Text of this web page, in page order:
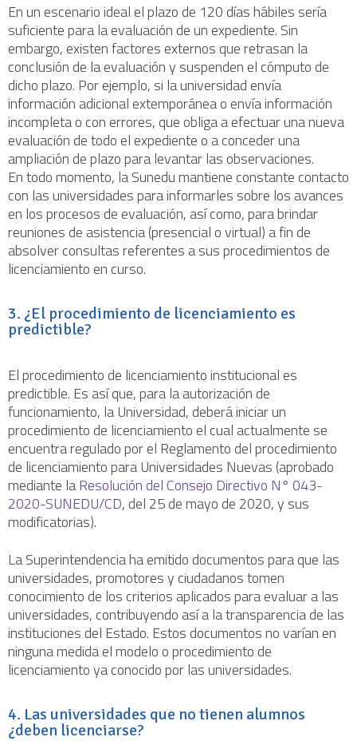
En un escenario ideal el plazo de 120 días hábiles sería
suficiente para la evaluación de un expediente. Sin
embargo, existen factores externos que retrasan la
conclusión de la evaluación y suspenden el cómputo de
dicho plazo. Por ejemplo, si la universidad envía
información adicional extemporánea o envía información
incompleta o con errores, que obliga a efectuar una nueva
evaluación de todo el expediente o a conceder una
ampliación de plazo para levantar las observaciones.
En todo momento, la Sunedu mantiene constante contacto
con las universidades para informarles sobre los avances
en los procesos de evaluación, así como, para brindar
reuniones de asistencia (presencial o virtual) a fin de
absolver consultas referentes a sus procedimientos de
licenciamiento en curso.
3. ¿El procedimiento de licenciamiento es
predictible?
El procedimiento de licenciamiento institucional es
predictible. Es así que, para la autorización de
funcionamiento, la Universidad, deberá iniciar un
procedimiento de licenciamiento el cual actualmente se
encuentra regulado por el Reglamento del procedimiento
de licenciamiento para Universidades Nuevas (aprobado
mediante laResolución del Consejo Directivo N° 043-
2020-SUNEDU/CD, del 25 de mayo de 2020, y sus
modificatorias).
La Superintendencia ha emitido documentos para que las
universidades, promotores y ciudadanos tomen
conocimiento de los criterios aplicados para evaluar a las
universidades, contribuyendo así a la transparencia de las
instituciones del Estado. Estos documentos no varían en
ninguna medida el modelo o procedimiento de
licenciamiento ya conocido por las universidades.
4. Las universidades que no tienen alumnos
¿deben licenciarse?